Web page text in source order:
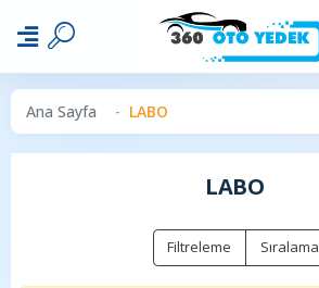
Ana Sayfa LABO
LABO
Filtreleme Sıralama